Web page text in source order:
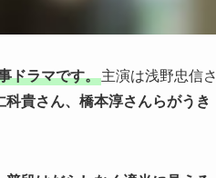
ドラマです。主演は浅野忠信さ
貴さん、橋本淳さんらがうき